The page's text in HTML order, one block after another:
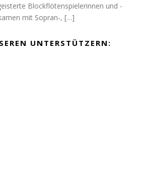
Blockflötenspielerinnen und -
mit Sopran-, […]
UNTERSTÜTZERN: